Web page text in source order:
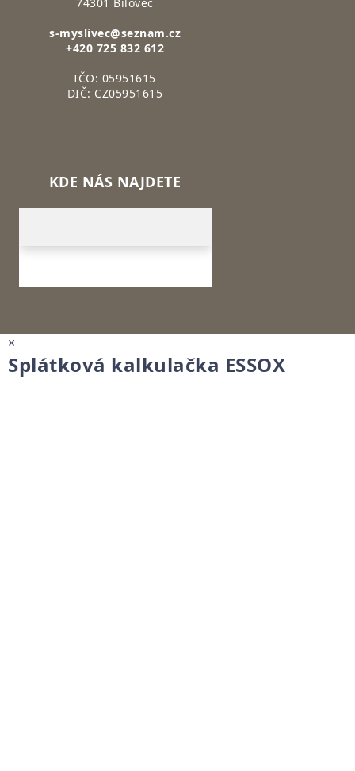
74301 Bílovec
s-myslivec@seznam.cz
+420 725 832 612
IČO: 05951615
DIČ: CZ05951615
KDE NÁS NAJDETE
×
Splátková kalkulačka ESSOX